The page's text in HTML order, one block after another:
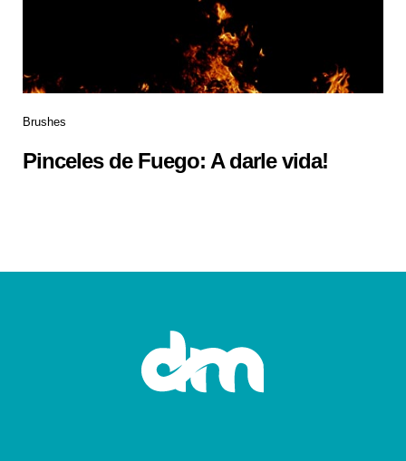
Brushes
Pinceles de Fuego: A darle vida!